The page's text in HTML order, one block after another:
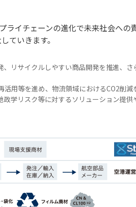
ライチェーンの進化で未来社会へ
ていきます。
リサイクルしやすい商品開発を推進、
用等を進め、物流領域におけるCO2削減
学リスク等に対するソリューション提